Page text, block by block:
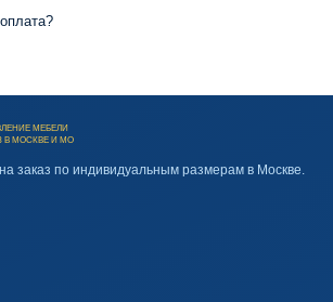
МЕБЕЛИ
В МОСКВЕ И МО
заказ по индивидуальным размерам в Москве.